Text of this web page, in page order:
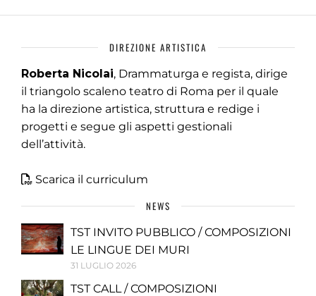
DIREZIONE ARTISTICA
Roberta Nicolai, Drammaturga e regista, dirige
il triangolo scaleno teatro di Roma per il quale
ha la direzione artistica, struttura e redige i
progetti e segue gli aspetti gestionali
dell’attività.
Scarica il curriculum
NEWS
TST INVITO PUBBLICO / COMPOSIZIONI
LE LINGUE DEI MURI
31 LUGLIO 2026
TST CALL / COMPOSIZIONI